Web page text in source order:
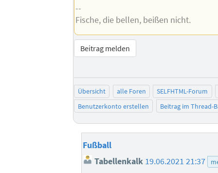
--
Fische, die bellen, beißen nicht.
Beitrag melden
Übersicht alle Foren
SELFHTML-Forum
Benutzerkonto erstellen
Beitrag im Thread-
Fußball
Tabellenkalk 19.06.2021 21:37